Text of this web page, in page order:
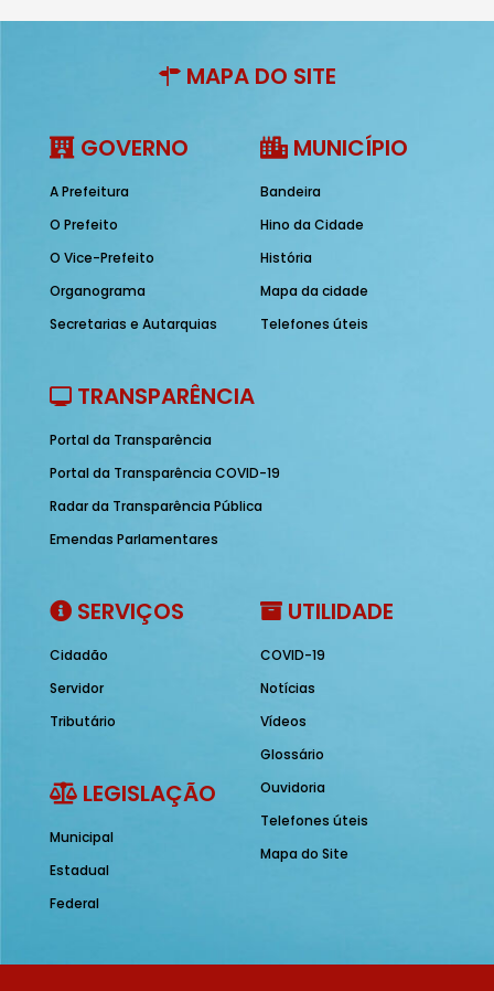
MAPA DO SITE
GOVERNO
A Prefeitura
O Prefeito
O Vice-Prefeito
Organograma
Secretarias e Autarquias
MUNICÍPIO
Bandeira
Hino da Cidade
História
Mapa da cidade
Telefones úteis
TRANSPARÊNCIA
Portal da Transparência
Portal da Transparência COVID-19
Radar da Transparência Pública
Emendas Parlamentares
SERVIÇOS
Cidadão
Servidor
Tributário
LEGISLAÇÃO
Municipal
Estadual
Federal
UTILIDADE
COVID-19
Notícias
Vídeos
Glossário
Ouvidoria
Telefones úteis
Mapa do Site